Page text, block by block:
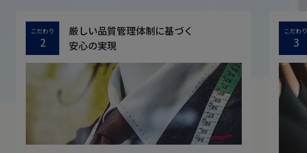
こだわり
2
厳しい品質管理体制に基づく
安心の実現
こだわり
3